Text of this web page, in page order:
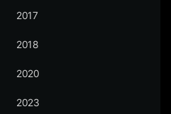
2017
2018
2020
2023